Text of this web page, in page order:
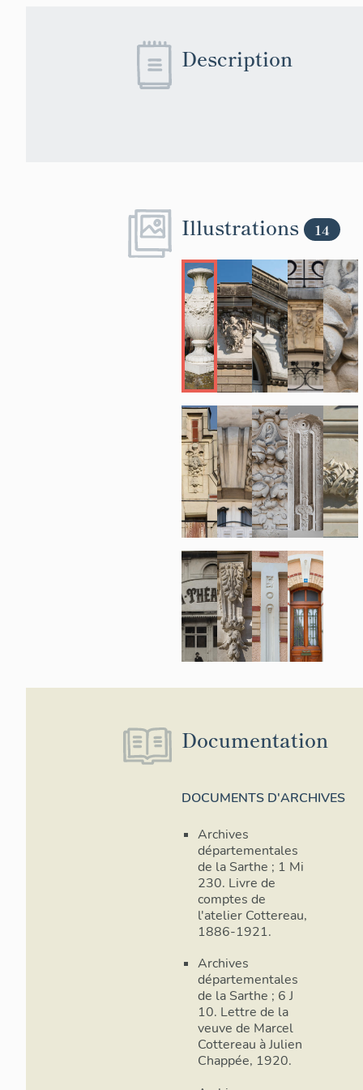
Description
Illustrations 14
Documentation
DOCUMENTS D'ARCHIVES
Archives
départementales
de la Sarthe ; 1 Mi
230. Livre de
comptes de
l'atelier Cottereau,
1886-1921.
Archives
départementales
de la Sarthe ; 6 J
10. Lettre de la
veuve de Marcel
Cottereau à Julien
Chappée, 1920.